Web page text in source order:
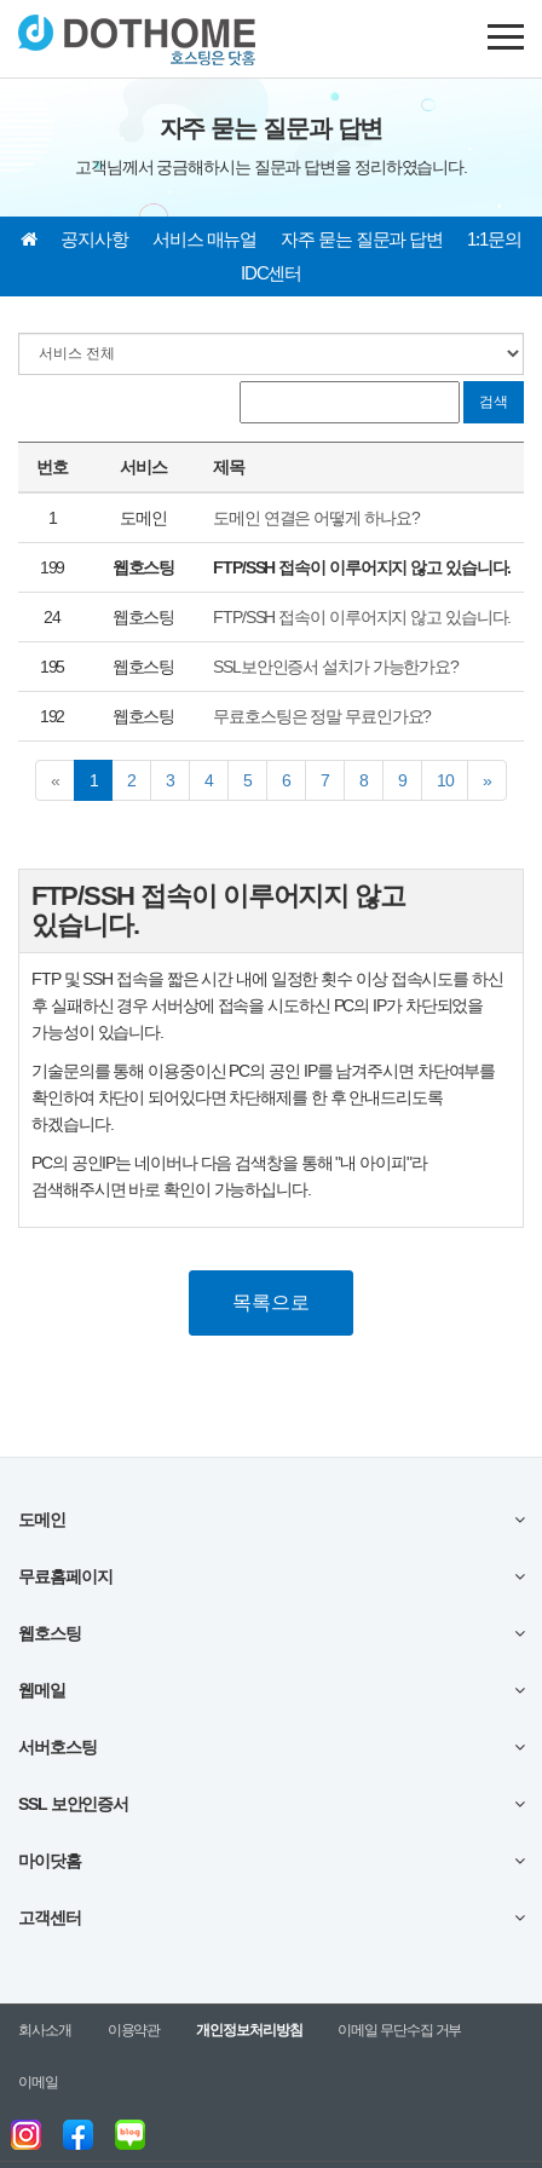
자주 묻는 질문과 답변
고객님께서 궁금해하시는 질문과 답변을 정리하였습니다.
공지사항 서비스 매뉴얼 자주 묻는 질문과 답변
1:1문의
IDC센터
검색
번호 서비스 제목
1 도메인 도메인 연결은 어떻게 하나요?
199 웹호스팅 FTP/SSH 접속이 이루어지지 않고 있습니다.
24 웹호스팅 FTP/SSH 접속이 이루어지지 않고 있습니다.
195 웹호스팅 SSL보안인증서 설치가 가능한가요?
192 웹호스팅 무료호스팅은 정말 무료인가요?
« 1 (current)
2 3 4 5 6 7 8 9 10 »
FTP/SSH 접속이 이루어지지 않고
있습니다.
FTP 및 SSH 접속을 짧은 시간 내에 일정한 횟수 이상 접속시도를 하신
후 실패하신 경우 서버상에 접속을 시도하신 PC의 IP가 차단되었을
가능성이 있습니다.
기술문의를 통해 이용중이신 PC의 공인 IP를 남겨주시면 차단여부를
확인하여 차단이 되어있다면 차단해제를 한 후 안내드리도록
하겠습니다.
PC의 공인IP는 네이버나 다음 검색창을 통해 "내 아이피"라
검색해주시면 바로 확인이 가능하십니다.
목록으로
도메인
무료홈페이지
웹호스팅
웹메일
서버호스팅
SSL 보안인증서
마이닷홈
고객센터
회사소개 이용약관 개인정보처리방침 이메일 무단수집 거부
이메일